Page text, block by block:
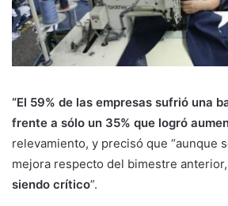
“El 59% de las empresas sufrió una
frente a sólo un 35% que logró
relevamiento, y precisó que “aunque
mejora respecto del bimestre anterior,
siendo crítico”.